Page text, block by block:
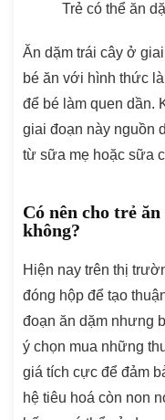
Trẻ có thể ăn
Ăn dặm trái cây ở
bé ăn với hình thức
để bé làm quen dần.
giai đoạn này nguồn
từ sữa mẹ hoặc sữa
Có nên cho trẻ
không?
Hiện nay trên thị
đóng hộp để tạo
đoạn ăn dặm nhưng
ý chọn mua những
giá tích cực để đảm
hệ tiêu hoá còn non